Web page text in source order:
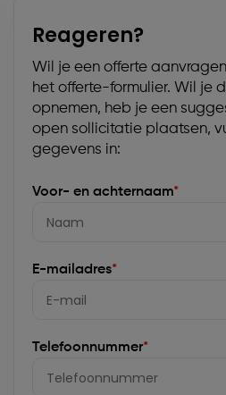
Reageren?
Wil je een offerte
het offerte-formulier. Wil je
opnemen, heb je een
open sollicitatie plaatsen,
gegevens in:
Voor- en achternaam*
E-mailadres*
Telefoonnummer*